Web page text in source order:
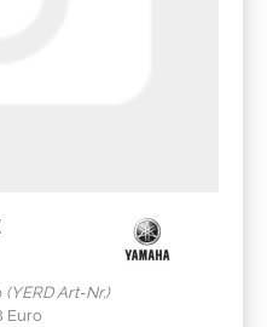
(YERD Art-Nr.)
Euro